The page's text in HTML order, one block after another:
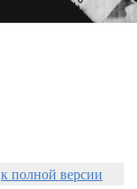
к полной версии